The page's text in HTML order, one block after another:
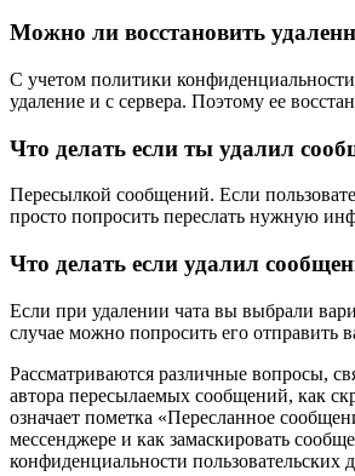
Можно ли восстановить
С учетом политики конфиденциальности
удаление и с сервера. Поэтому ее
Что делать если ты удалил
Пересылкой сообщений. Если
просто попросить переслать нужную
Что делать если удалил
Если при удалении чата вы выбрали
случае можно попросить его отправить
Рассматриваются различные вопросы,
автора пересылаемых сообщений, как
означает пометка «Пересланное
мессенджере и как замаскировать
конфиденциальности пользовательских